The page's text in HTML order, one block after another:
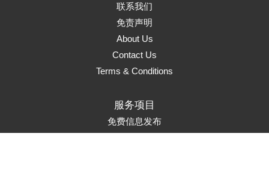
联系我们
免责声明
About Us
Contact Us
Terms & Conditions
服务项目
免费信息发布